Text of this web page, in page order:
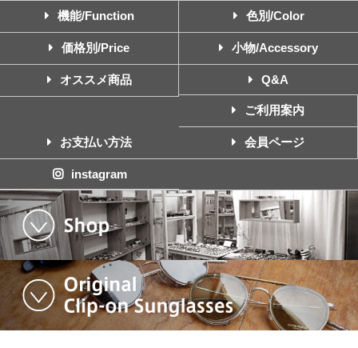
機能/Function 色別/Color
価格別/Price 小物/Accessory
オススメ商品 Q&A
ご利用案内
お支払い方法 会員ページ
instagram